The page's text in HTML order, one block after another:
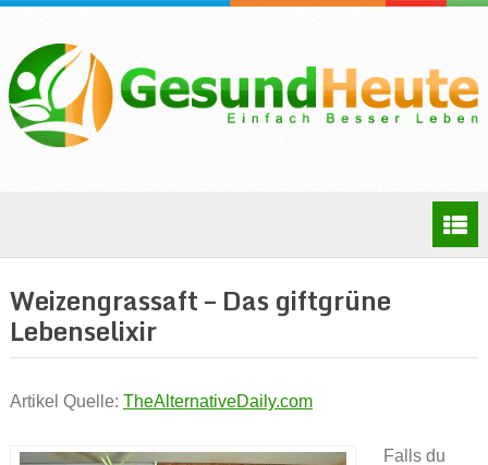
Weizengrassaft – Das giftgrüne
Lebenselixir
Artikel Quelle: TheAlternativeDaily.com
Falls du